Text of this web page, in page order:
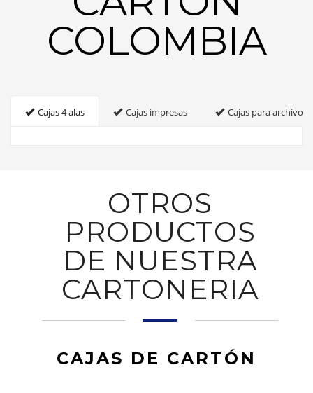
COLOMBIA
Cajas 4 alas Cajas impresas Cajas para archivo
OTROS
PRODUCTOS
DE NUESTRA
CARTONERIA
CAJAS DE CARTÓN